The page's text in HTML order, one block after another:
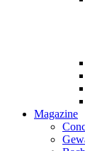
Magazine